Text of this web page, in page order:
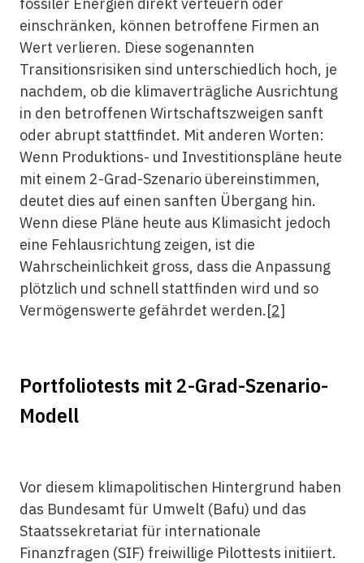
einschränken, können betroffene Firmen an
Wert verlieren. Diese sogenannten
Transitionsrisiken sind unterschiedlich hoch, je
nachdem, ob die klimaverträgliche Ausrichtung
in den betroffenen Wirtschaftszweigen sanft
oder abrupt stattfindet. Mit anderen Worten:
Wenn Produktions- und Investitionspläne heute
mit einem 2-Grad-Szenario übereinstimmen,
deutet dies auf einen sanften Übergang hin.
Wenn diese Pläne heute aus Klimasicht jedoch
eine Fehlausrichtung zeigen, ist die
Wahrscheinlichkeit gross, dass die Anpassung
plötzlich und schnell stattfinden wird und so
Vermögenswerte gefährdet werden.[2]
Portfoliotests mit 2-Grad-Szenario-
Modell
Vor diesem klimapolitischen Hintergrund haben
das Bundesamt für Umwelt (Bafu) und das
Staatssekretariat für internationale
Finanzfragen (SIF) freiwillige Pilottests initiiert.